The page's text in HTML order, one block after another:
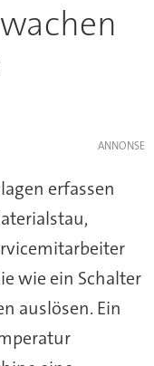
erfassen
wie ein Schalter
auslösen. Ein